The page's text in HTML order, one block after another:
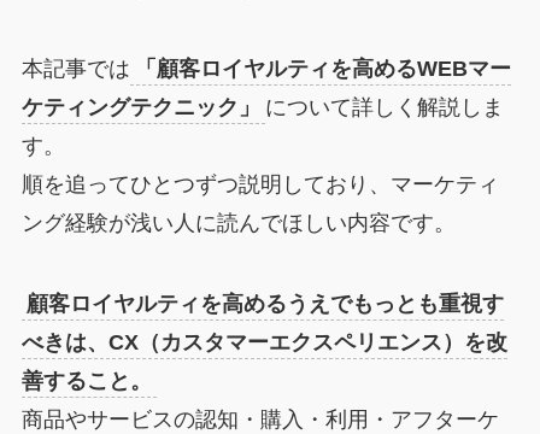
本記事では
「顧客ロイヤルティを高めるWEBマー
ケティングテクニック」
について詳しく解説しま
す。
順を追ってひとつずつ説明しており、マーケティ
ング経験が浅い人に読んでほしい内容です。
顧客ロイヤルティを高めるうえでもっとも重視す
べきは、CX（カスタマーエクスペリエンス）を改
善すること。
商品やサービスの認知・購入・利用・アフターケ